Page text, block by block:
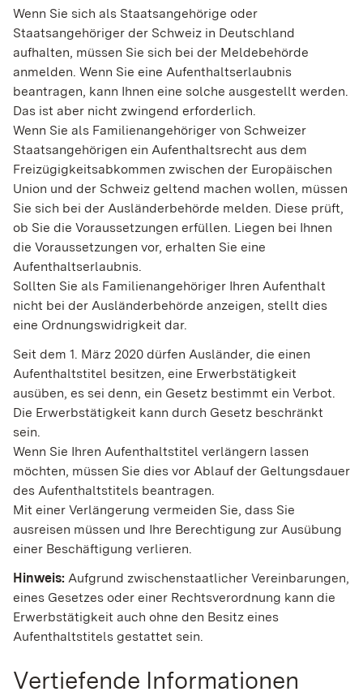
Wenn Sie sich als Staatsangehörige oder
Staatsangehöriger der Schweiz in Deutschland
aufhalten, müssen Sie sich bei der Meldebehörde
anmelden. Wenn Sie eine Aufenthaltserlaubnis
beantragen, kann Ihnen eine solche ausgestellt werden.
Das ist aber nicht zwingend erforderlich.
Wenn Sie als Familienangehöriger von Schweizer
Staatsangehörigen ein Aufenthaltsrecht aus dem
Freizügigkeitsabkommen zwischen der Europäischen
Union und der Schweiz geltend machen wollen, müssen
Sie sich bei der Ausländerbehörde melden. Diese prüft,
ob Sie die Voraussetzungen erfüllen. Liegen bei Ihnen
die Voraussetzungen vor, erhalten Sie eine
Aufenthaltserlaubnis.
Sollten Sie als Familienangehöriger Ihren Aufenthalt
nicht bei der Ausländerbehörde anzeigen, stellt dies
eine Ordnungswidrigkeit dar.
Seit dem 1. März 2020 dürfen Ausländer, die einen
Aufenthaltstitel besitzen, eine Erwerbstätigkeit
ausüben, es sei denn, ein Gesetz bestimmt ein Verbot.
Die Erwerbstätigkeit kann durch Gesetz beschränkt
sein.
Wenn Sie Ihren Aufenthaltstitel verlängern lassen
möchten, müssen Sie dies vor Ablauf der Geltungsdauer
des Aufenthaltstitels beantragen.
Mit einer Verlängerung vermeiden Sie, dass Sie
ausreisen müssen und Ihre Berechtigung zur Ausübung
einer Beschäftigung verlieren.
Hinweis: Aufgrund zwischenstaatlicher Vereinbarungen,
eines Gesetzes oder einer Rechtsverordnung kann die
Erwerbstätigkeit auch ohne den Besitz eines
Aufenthaltstitels gestattet sein.
Vertiefende Informationen